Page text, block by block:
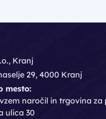
Kranj
29, 4000 Kranj
mesto:
naročil in trgovina za
ulica 30